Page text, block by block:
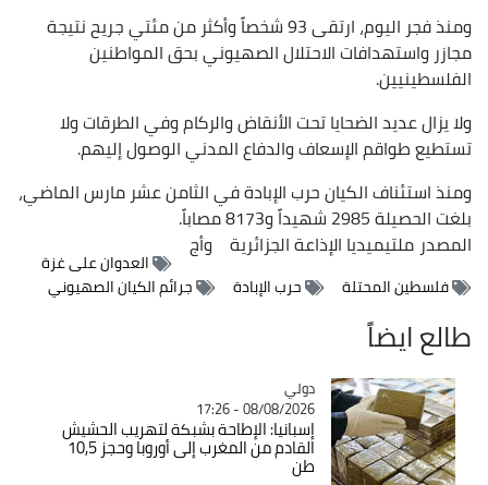
ومنذ فجر اليوم، ارتقى 93 شخصاً وأكثر من مئتي جريح نتيجة
مجازر واستهدافات الاحتلال الصهيوني بحق المواطنين
الفلسطينيين.
ولا يزال عديد الضحايا تحت الأنقاض والركام وفي الطرقات ولا
تستطيع طواقم الإسعاف والدفاع المدني الوصول إليهم.
ومنذ استئناف الكيان حرب الإبادة في الثامن عشر مارس الماضي،
بلغت الحصيلة 2985 شهيداً و8173 مصاباً.
المصدرملتيميديا الإذاعة الجزائرية وأج
العدوان على غزة
فلسطين المحتلة
حرب الإبادة جرائم الكيان الصهيوني
طالع ايضاً
Catégorie
دولي
08/08/2026 - 17:26
إسبانيا: الإطاحة بشبكة لتهريب الحشيش
القادم من المغرب إلى أوروبا وحجز 10,5
طن